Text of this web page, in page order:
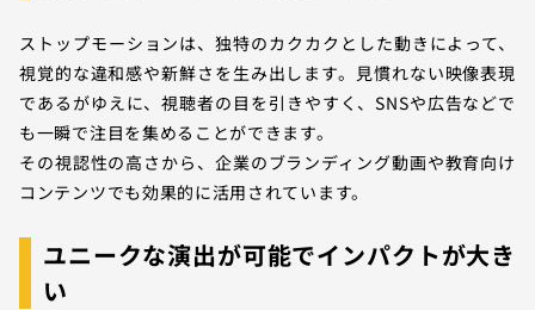
ストップモーションは、独特のカクカクとした動きによって、
視覚的な違和感や新鮮さを生み出します。見慣れない映像表現
であるがゆえに、視聴者の目を引きやすく、SNSや広告などで
も一瞬で注目を集めることができます。
その視認性の高さから、企業のブランディング動画や教育向け
コンテンツでも効果的に活用されています。
ユニークな演出が可能でインパクトが大き
い